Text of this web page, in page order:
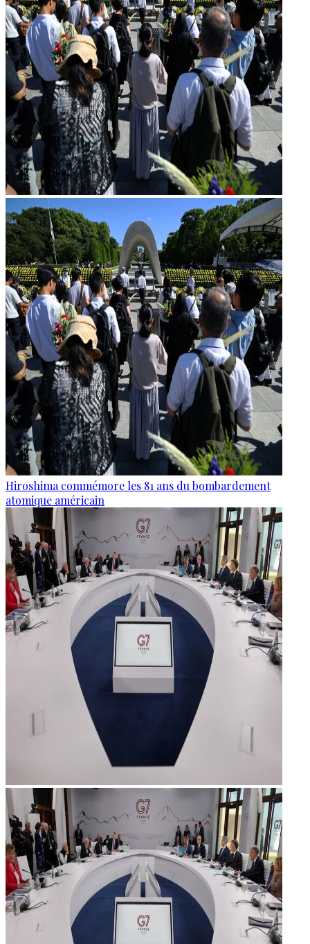
Hiroshima commémore les 81 ans du bombardement
atomique américain